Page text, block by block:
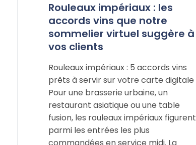
Rouleaux impériaux : les
accords vins que notre
sommelier virtuel suggère à
vos clients
Rouleaux impériaux : 5 accords vins
prêts à servir sur votre carte digitale
Pour une brasserie urbaine, un
restaurant asiatique ou une table
fusion, les rouleaux impériaux figurent
parmi les entrées les plus